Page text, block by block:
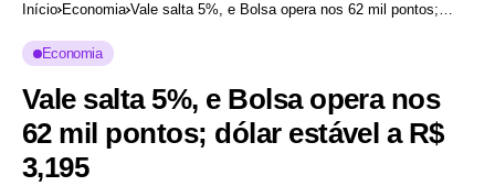
Início Economia Vale salta 5%, e Bolsa opera nos 62 mil pontos;
Economia
Vale salta 5%, e Bolsa opera nos
62 mil pontos; dólar estável a R$
3,195